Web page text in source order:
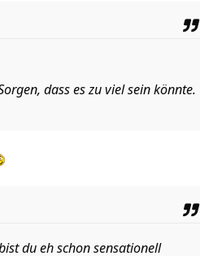
dass es zu viel sein könnte.
du eh schon sensationell